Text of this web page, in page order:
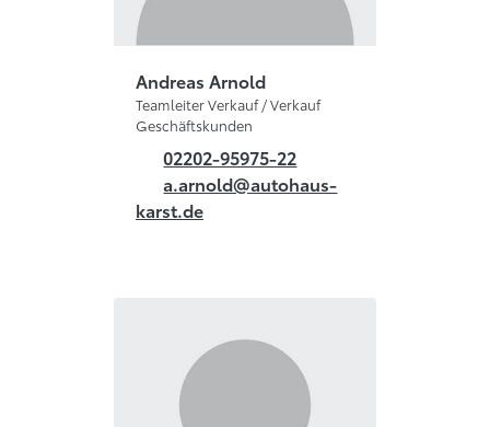
Andreas Arnold
Teamleiter Verkauf / Verkauf
Geschäftskunden
02202-95975-22
a.arnold@autohaus-
karst.de